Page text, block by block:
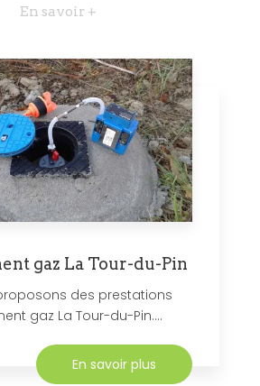
En savoir +
gaz La Tour-du-Pin
des prestations
gaz La Tour-du-Pin....
En savoir plus